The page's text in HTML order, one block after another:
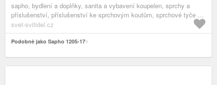
sapho, bydlení a doplňky, sanita a vybavení koupelen, sprchy a
příslušenství, příslušenství ke sprchovým koutům, sprchové tyče a
ramena
svet-svitidel.cz
Podobně jako Sapho 1205-17